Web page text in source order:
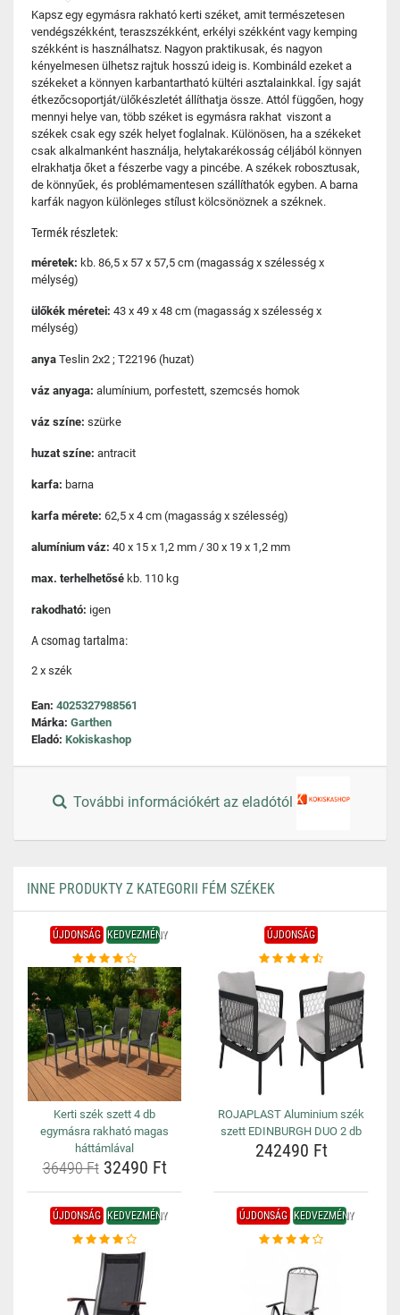
Kapsz egy egymásra rakható kerti széket, amit természetesen
vendégszékként, teraszszékként, erkélyi székként vagy kemping
székként is használhatsz. Nagyon praktikusak, és nagyon
kényelmesen ülhetsz rajtuk hosszú ideig is. Kombináld ezeket a
székeket a könnyen karbantartható kültéri asztalainkkal. Így saját
étkezőcsoportját/ülőkészletét állíthatja össze. Attól függően, hogy
mennyi helye van, több széket is egymásra rakhat viszont a
székek csak egy szék helyet foglalnak. Különösen, ha a székeket
csak alkalmanként használja, helytakarékosság céljából könnyen
elrakhatja őket a fészerbe vagy a pincébe. A székek robosztusak,
de könnyűek, és problémamentesen szállíthatók egyben. A barna
karfák nagyon különleges stílust kölcsönöznek a széknek.
Termék részletek:
méretek: kb. 86,5 x 57 x 57,5 cm (magasság x szélesség x
mélység)
ülőkék méretei: 43 x 49 x 48 cm (magasság x szélesség x
mélység)
anya Teslin 2x2 ; T22196 (huzat)
váz anyaga: alumínium, porfestett, szemcsés homok
váz színe: szürke
huzat színe: antracit
karfa: barna
karfa mérete: 62,5 x 4 cm (magasság x szélesség)
alumínium váz: 40 x 15 x 1,2 mm / 30 x 19 x 1,2 mm
max. terhelhetősé kb. 110 kg
rakodható: igen
A csomag tartalma:
2 x szék
Ean: 4025327988561
Márka: Garthen
Eladó: Kokiskashop
További információkért az eladótól
INNE PRODUKTY Z KATEGORII FÉM SZÉKEK
ÚJDONSÁG KEDVEZMÉNY
Kerti szék szett 4 db
egymásra rakható magas
háttámlával
36490 Ft32490 Ft
ÚJDONSÁG
ROJAPLAST Aluminium szék
szett EDINBURGH DUO 2 db
242490 Ft
ÚJDONSÁG KEDVEZMÉNY ÚJDONSÁG KEDVEZMÉNY